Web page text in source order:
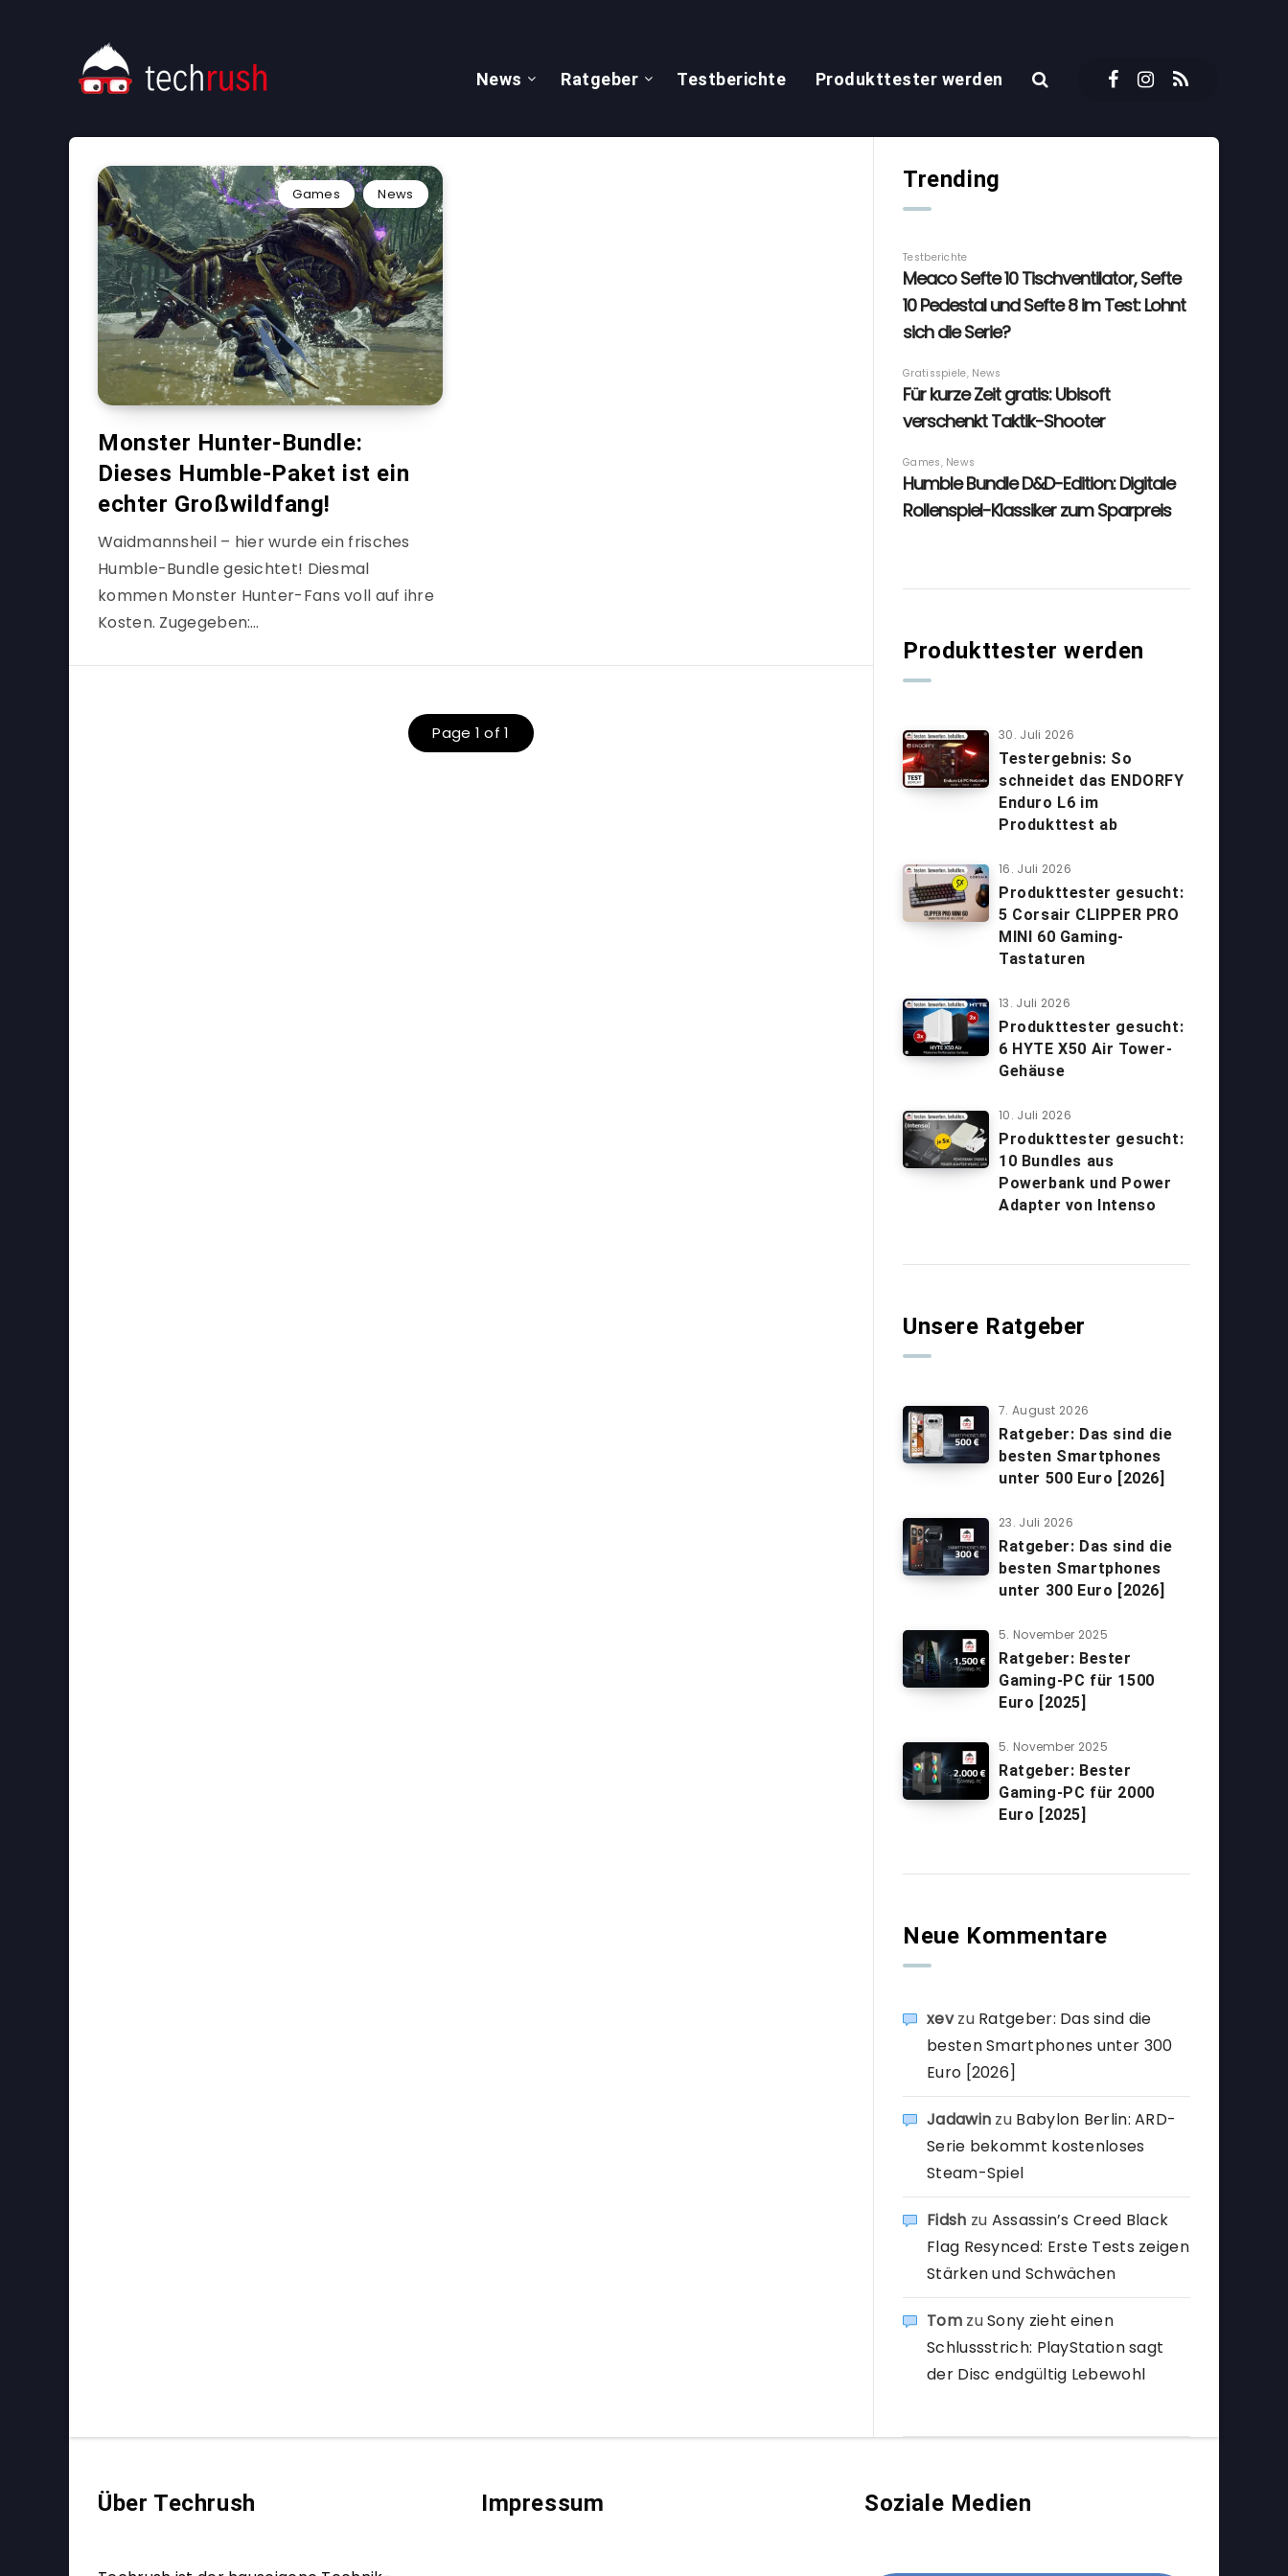
News Ratgeber Testberichte Produkttester werden
Games News
Monster Hunter-Bundle:
Dieses Humble-Paket ist ein
echter Großwildfang!
Waidmannsheil – hier wurde ein frisches
Humble-Bundle gesichtet! Diesmal
kommen Monster Hunter-Fans voll auf ihre
Kosten. Zugegeben:…
Page 1 of 1
Trending
Produkttester werden
30. Juli 2026
Testergebnis: So
schneidet das ENDORFY
Enduro L6 im
Produkttest ab
16. Juli 2026
Produkttester gesucht:
5 Corsair CLIPPER PRO
MINI 60 Gaming-
Tastaturen
13. Juli 2026
Produkttester gesucht:
6 HYTE X50 Air Tower-
Gehäuse
10. Juli 2026
Produkttester gesucht:
10 Bundles aus
Powerbank und Power
Adapter von Intenso
Unsere Ratgeber
7. August 2026
Ratgeber: Das sind die
besten Smartphones
unter 500 Euro [2026]
23. Juli 2026
Ratgeber: Das sind die
besten Smartphones
unter 300 Euro [2026]
5. November 2025
Ratgeber: Bester
Gaming-PC für 1500
Euro [2025]
5. November 2025
Ratgeber: Bester
Gaming-PC für 2000
Euro [2025]
Neue Kommentare
xevzu Ratgeber: Das sind die
besten Smartphones unter 300
Euro [2026]
Jadawin zu Babylon Berlin: ARD-
Serie bekommt kostenloses
Steam-Spiel
Fidsh zu Assassin’s Creed Black
Flag Resynced: Erste Tests zeigen
Stärken und Schwächen
TomzuSony zieht einen
Schlussstrich: PlayStation sagt
der Disc endgültig Lebewohl
Über Techrush Impressum Soziale Medien